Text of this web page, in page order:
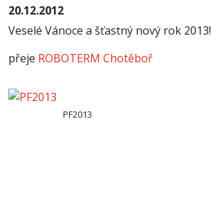
20.12.2012
Veselé Vánoce a šťastný nový rok 2013!
přeje ROBOTERM Chotěboř
PF 2013
PF2013